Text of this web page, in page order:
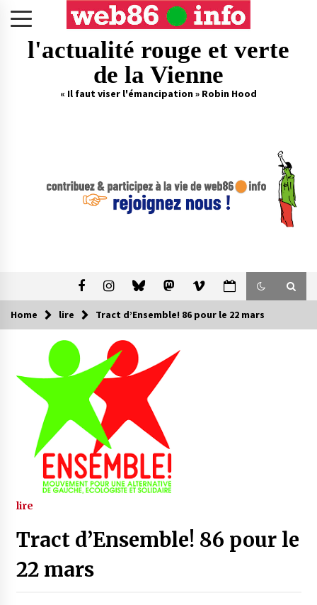
l'actualité rouge et verte
de la Vienne
« Il faut viser l'émancipation » Robin Hood
Home lire Tract d’Ensemble! 86 pour le 22 mars
lire
Tract d’Ensemble! 86 pour le
22 mars